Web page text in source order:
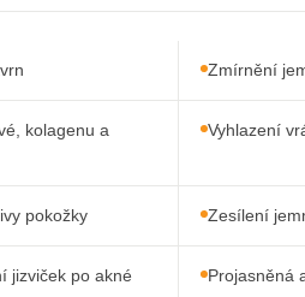
Zmírnění
kolagenu a
Vyhlazení
pokožky Zesílení
jizviček po akné Projasněná